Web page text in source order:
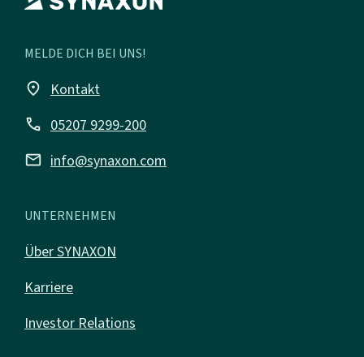
MELDE DICH BEI UNS!
place Kontakt
call 05207 9299-200
mail info@synaxon.com
UNTERNEHMEN
Über SYNAXON
Karriere
Investor Relations